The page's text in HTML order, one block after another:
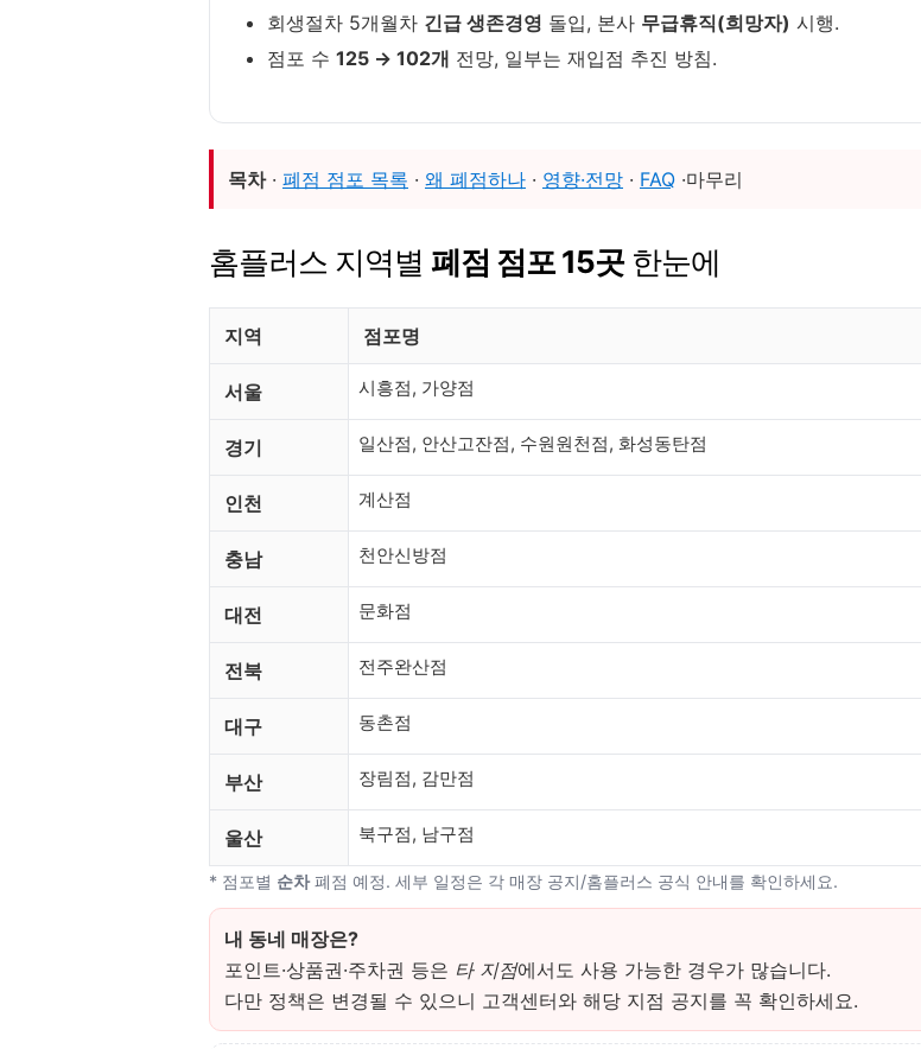
회생절차 5개월차 긴급 생존경영 돌입, 본사 무급휴직(희망자) 시행.
점포 수 125 → 102개 전망, 일부는 재입점 추진 방침.
목차· 폐점 점포 목록 · 왜 폐점하나 · 영향·전망 · FAQ ·마무리
홈플러스 지역별 폐점 점포 15곳한눈에
지역 점포명
서울 시흥점, 가양점
경기 일산점, 안산고잔점, 수원원천점, 화성동탄점
인천 계산점
충남 천안신방점
대전 문화점
전북 전주완산점
대구 동촌점
부산 장림점, 감만점
울산 북구점, 남구점
* 점포별 순차폐점 예정. 세부 일정은 각 매장 공지/홈플러스 공식 안내를 확인하세요.
내 동네 매장은?
포인트·상품권·주차권 등은 타 지점에서도 사용 가능한 경우가 많습니다.
다만 정책은 변경될 수 있으니 고객센터와 해당 지점 공지를 꼭 확인하세요.